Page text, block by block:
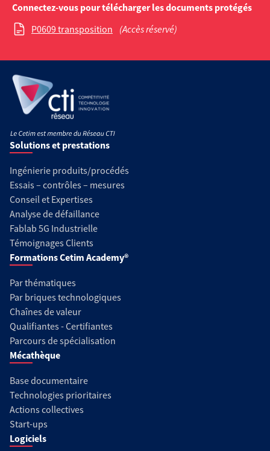
Connectez-vous pour télécharger les documents protégés
P0609 transposition
(Accès réservé)
Solutions et prestations
Ingénierie produits/procédés
Essais – contrôles – mesures
Conseil et Expertises
Analyse de défaillance
Fablab 5G Industrielle
Témoignages Clients
Formations Cetim Academy®
Par thématiques
Par briques technologiques
Chaînes de valeur
Qualifiantes - Certifiantes
Parcours de spécialisation
Mécathèque
Base documentaire
Technologies prioritaires
Actions collectives
Start-ups
Logiciels